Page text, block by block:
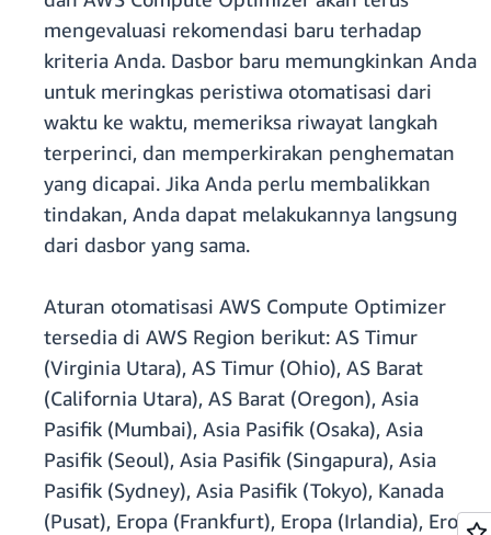
mengevaluasi rekomendasi baru terhadap
kriteria Anda. Dasbor baru memungkinkan Anda
untuk meringkas peristiwa otomatisasi dari
waktu ke waktu, memeriksa riwayat langkah
terperinci, dan memperkirakan penghematan
yang dicapai. Jika Anda perlu membalikkan
tindakan, Anda dapat melakukannya langsung
dari dasbor yang sama.
Aturan otomatisasi AWS Compute Optimizer
tersedia di AWS Region berikut: AS Timur
(Virginia Utara), AS Timur (Ohio), AS Barat
(California Utara), AS Barat (Oregon), Asia
Pasifik (Mumbai), Asia Pasifik (Osaka), Asia
Pasifik (Seoul), Asia Pasifik (Singapura), Asia
Pasifik (Sydney), Asia Pasifik (Tokyo), Kanada
(Pusat), Eropa (Frankfurt), Eropa (Irlandia), Eropa